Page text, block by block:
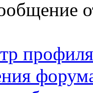
профиля